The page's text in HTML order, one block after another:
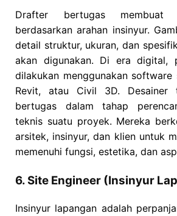
Drafter bertugas membuat
berdasarkan arahan insinyur.
detail struktur, ukuran, dan
akan digunakan. Di era digital,
dilakukan menggunakan software
Revit, atau Civil 3D. Desainer
bertugas dalam tahap
teknis suatu proyek. Mereka
arsitek, insinyur, dan klien untuk
memenuhi fungsi, estetika, dan
6. Site Engineer (Insinyur
Insinyur lapangan adalah